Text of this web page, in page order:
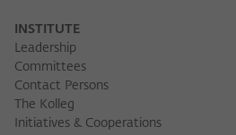
INSTITUTE
Leadership
Committees
Contact Persons
The Kolleg
Initiatives & Cooperations